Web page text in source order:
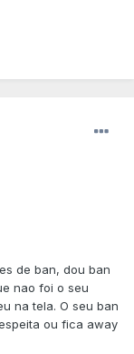
de ban, dou ban
nao foi o seu
na tela. O seu ban
ou fica away